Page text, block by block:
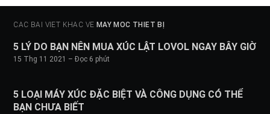
CÁC BÀI VIẾT KHÁC VỀ MÁY MÓC THIẾT BỊ
5 LÝ DO BẠN NÊN MUA XÚC LẬT LOVOL NGAY BÂY GIỜ
15 Thg 11 2021 – Đọc 6 phút
5 LOẠI MÁY XÚC ĐẶC BIỆT VÀ CÔNG DỤNG CÓ THỂ
BẠN CHƯA BIẾT